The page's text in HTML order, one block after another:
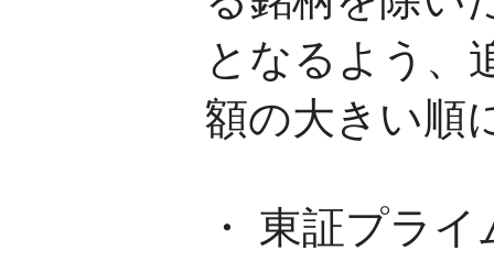
となるよう、
額の大きい順
・ 東証プラ